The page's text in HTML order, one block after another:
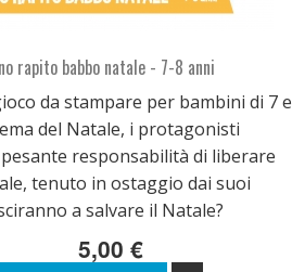
rapito babbo natale - 7-8 anni
da stampare per bambini di 7 e
del Natale, i protagonisti
responsabilità di liberare
tenuto in ostaggio dai suoi
a salvare il Natale?
5,00 €